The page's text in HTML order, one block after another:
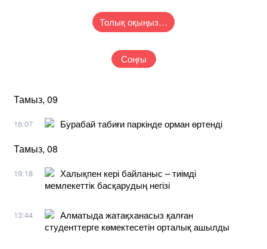
Толық оқыңыз…
Соңғы
Тамыз, 09
16:07 Бурабай табиғи паркінде орман өртенді
Тамыз, 08
19:18
Халықпен кері байланыс – тиімді
мемлекеттік басқарудың негізі
13:44
Алматыда жатақханасыз қалған
студенттерге көмектесетін орталық ашылды